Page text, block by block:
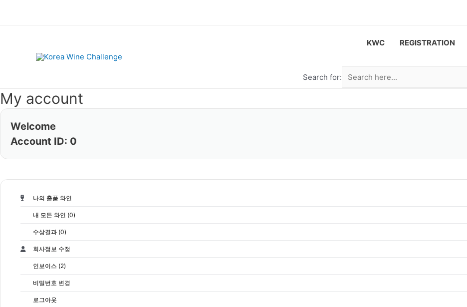
KWC REGISTRATION
Search for:
My account
Welcome
Account ID: 0
나의 출품 와인
내 모든 와인 (0)
수상결과 (0)
회사정보 수정
인보이스 (2)
비밀번호 변경
로그아웃